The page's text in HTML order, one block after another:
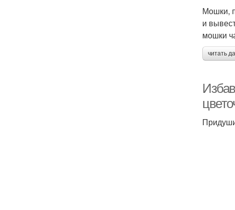
Мошки,
и
мошки
читать